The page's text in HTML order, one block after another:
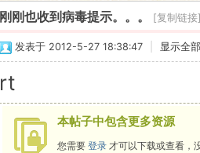
›
刚刚也收到病毒提示。。。 [复制链
发表于 2012-5-27 18:38:47 显示全
rt
本帖子中包含更多资源
您需要 登录 才可以下载或查看，